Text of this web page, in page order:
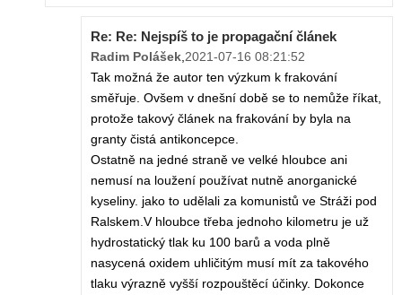
Re: Re: Nejspíš to je propagační článek
Radim Polášek,2021-07-16 08:21:52
Tak možná že autor ten výzkum k frakování
směřuje. Ovšem v dnešní době se to nemůže říkat,
protože takový článek na frakování by byla na
granty čistá antikoncepce.
Ostatně na jedné straně ve velké hloubce ani
nemusí na loužení používat nutně anorganické
kyseliny. jako to udělali za komunistů ve Stráži pod
Ralskem.V hloubce třeba jednoho kilometru je už
hydrostatický tlak ku 100 barů a voda plně
nasycená oxidem uhličitým musí mít za takového
tlaku výrazně vyšší rozpouštěcí účinky. Dokonce